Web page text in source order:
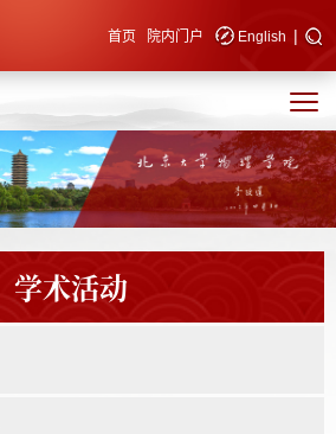
首页 院内门户 English |
学术活动